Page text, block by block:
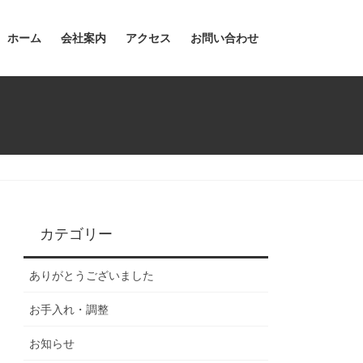
ホーム 会社案内 アクセス お問い合わせ
カテゴリー
ありがとうございました
お手入れ・調整
お知らせ